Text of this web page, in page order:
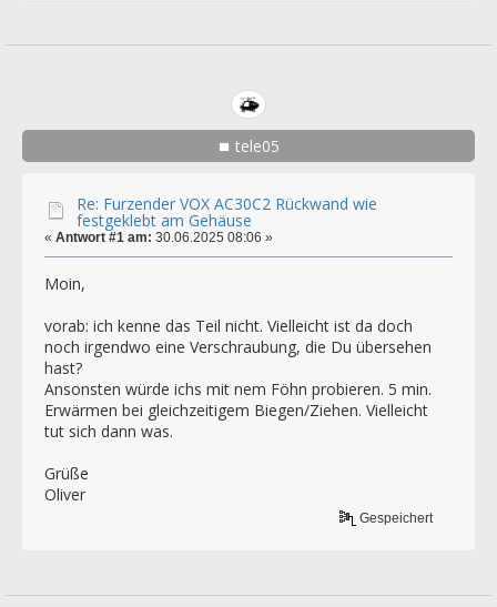
tele05
Re: Furzender VOX AC30C2 Rückwand wie
festgeklebt am Gehäuse
« Antwort #1 am: 30.06.2025 08:06 »
Moin,
vorab: ich kenne das Teil nicht. Vielleicht ist da doch
noch irgendwo eine Verschraubung, die Du übersehen
hast?
Ansonsten würde ichs mit nem Föhn probieren. 5 min.
Erwärmen bei gleichzeitigem Biegen/Ziehen. Vielleicht
tut sich dann was.
Grüße
Oliver
Gespeichert